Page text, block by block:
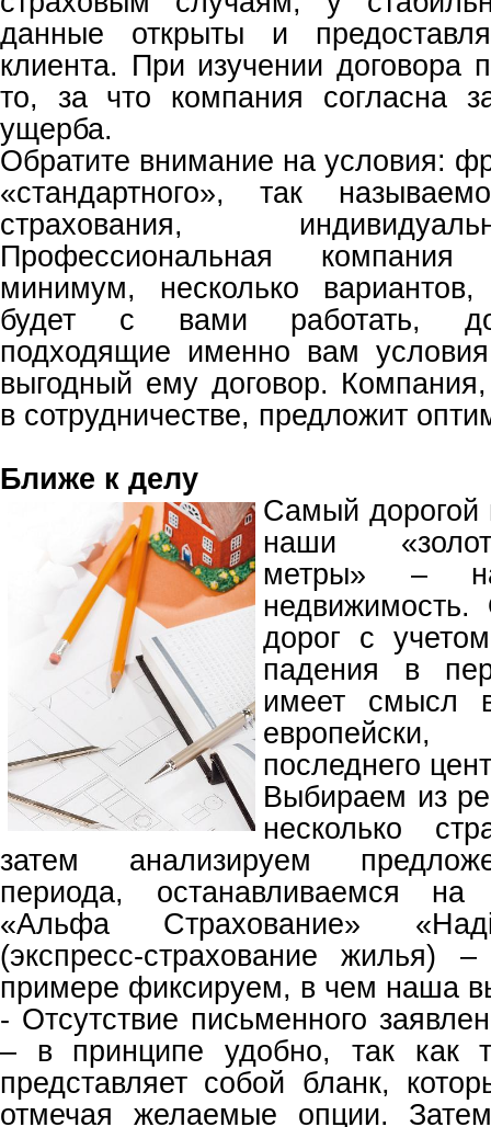
данные открыты и
клиента. При изучении договора
то, за что компания согласна
ущерба.
Обратите внимание на условия:
«стандартного», так
страхования,
Профессиональная компания
минимум, несколько
будет с вами работать,
подходящие именно вам
выгодный ему договор. Компания,
в сотрудничестве, предложит
Ближе к делу
Самый дорогой
наши
метры» –
дорог с
падения в
имеет смысл
европейски,
последнего
Выбираем из
несколько
затем анализируем
периода, останавливаемся
«Альфа Страхование»
(экспресс-страхование жилья)
примере фиксируем, в чем наша
- Отсутствие письменного
– в принципе удобно, так как
представляет собой бланк,
отмечая желаемые опции.